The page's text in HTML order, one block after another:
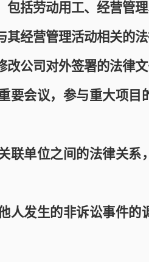
包括劳动用工、经营管
其经营管理活动相关的
改公司对外签署的法律
要会议，参与重大项目
联单位之间的法律关
人发生的非诉讼事件